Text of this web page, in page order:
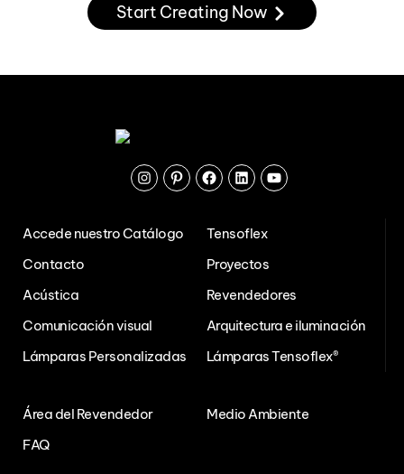
Start Creating Now
Instagram
PinterestFacebook
LinkedinYoutube
Accede nuestro Catálogo
Tensoflex
Contacto
Proyectos
Acústica
Revendedores
Comunicación visual
Arquitectura e iluminación
Lámparas Personalizadas
Lámparas Tensoflex®
Área del Revendedor
Medio Ambiente
FAQ